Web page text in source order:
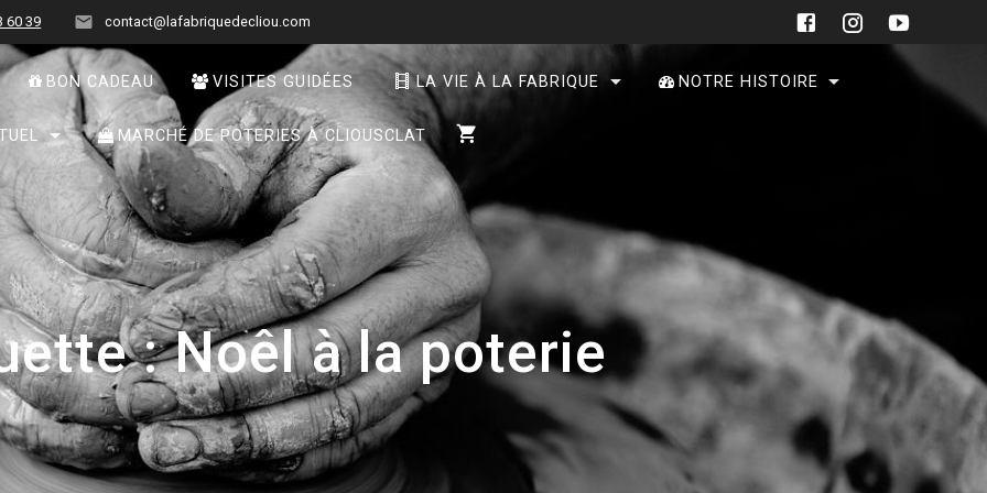
60 39 contact@lafabriquedecliou.com
BON CADEAU VISITES GUIDÉES LA VIE À LA FABRIQUE NOTRE HISTOIRE
MARCHÉ DE POTERIES À CLIOUSCLAT
:Noêl à la poterie